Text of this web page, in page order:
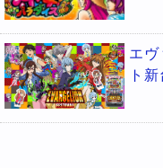
エヴ
ト新